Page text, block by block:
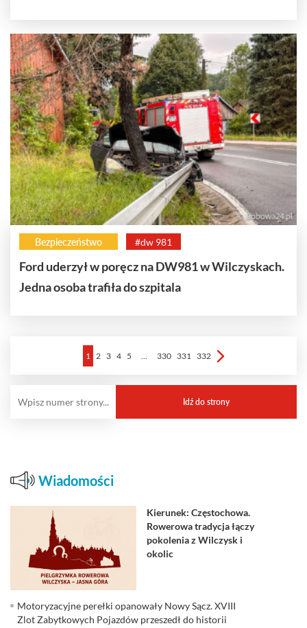
Bezpieczeństwo #dw 981
Ford uderzył w poręcz na DW981 w Wilczyskach.
Jedna osoba trafiła do szpitala
1 2 3 4 5 … 330 331 332
Wiadomości
Kierunek: Częstochowa.
Rowerowa tradycja łączy
pokolenia z Wilczysk i
okolic
Motoryzacyjne perełki opanowały Nowy Sącz. XVIII
Zlot Zabytkowych Pojazdów przeszedł do historii